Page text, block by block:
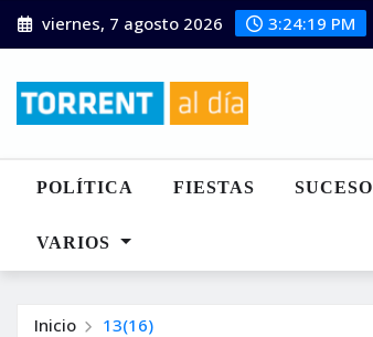
Saltar
al
viernes, 7 agosto 2026 3:24:20 PM
POLÍTICA FIESTAS
VARIOS
Inicio 13(16)